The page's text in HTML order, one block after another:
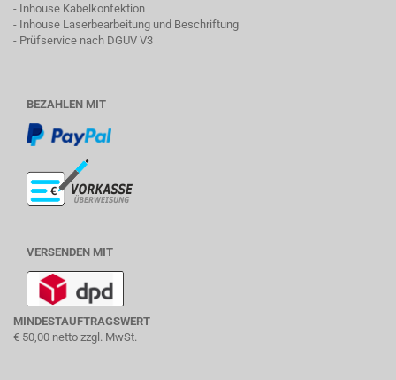
- Inhouse Kabelkonfektion
- Inhouse Laserbearbeitung und Beschriftung
- Prüfservice nach DGUV V3
BEZAHLEN MIT
VERSENDEN MIT
MINDESTAUFTRAGSWERT
€ 50,00 netto zzgl. MwSt.